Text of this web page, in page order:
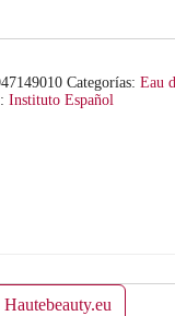
Categorías: Eau
Instituto Español